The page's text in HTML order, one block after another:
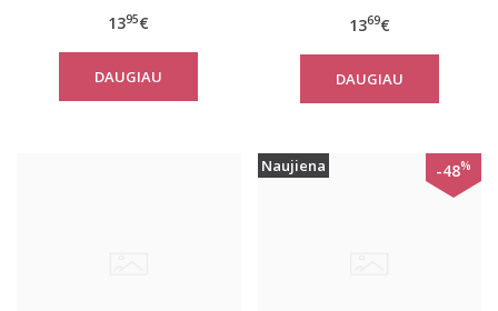
1395€
DAUGIAU
1369€
DAUGIAU
Naujiena -48%